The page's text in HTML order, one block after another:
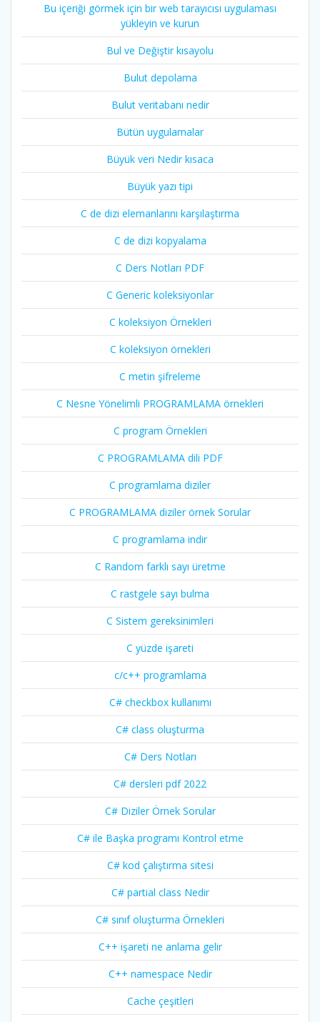
Bu içeriği görmek için bir web tarayıcısı uygulaması
yükleyin ve kurun
Bul ve Değiştir kısayolu
Bulut depolama
Bulut veritabanı nedir
Bütün uygulamalar
Büyük veri Nedir kısaca
Büyük yazı tipi
C de dizi elemanlarını karşılaştırma
C de dizi kopyalama
C Ders Notları PDF
C Generic koleksiyonlar
C koleksiyon Örnekleri
C koleksiyon örnekleri
C metin şifreleme
C Nesne Yönelimli PROGRAMLAMA örnekleri
C program Örnekleri
C PROGRAMLAMA dili PDF
C programlama diziler
C PROGRAMLAMA diziler örnek Sorular
C programlama indir
C Random farklı sayı üretme
C rastgele sayı bulma
C Sistem gereksinimleri
C yüzde işareti
c/c++ programlama
C# checkbox kullanımı
C# class oluşturma
C# Ders Notları
C# dersleri pdf 2022
C# Diziler Örnek Sorular
C# ile Başka programı Kontrol etme
C# kod çalıştırma sitesi
C# partial class Nedir
C# sınıf oluşturma Örnekleri
C++ işareti ne anlama gelir
C++ namespace Nedir
Cache çeşitleri